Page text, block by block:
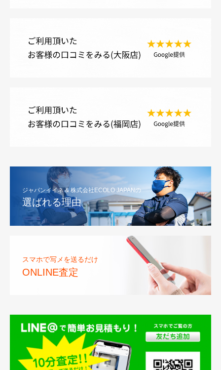
ジャパンイイネ & 株式会社ECOLO JAPANの
選ばれる理由
スマホで写メを送るだけ
ONLINE査定